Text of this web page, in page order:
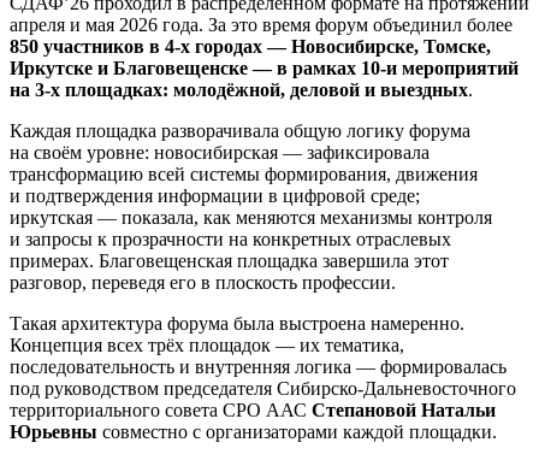
апреля и мая 2026 года. За это время форум объединил более
850 участников в 4-х городах — Новосибирске, Томске,
Иркутске и Благовещенске — в рамках 10-и мероприятий
на 3-х площадках: молодёжной, деловой и выездных.
Каждая площадка разворачивала общую логику форума
на своём уровне: новосибирская — зафиксировала
трансформацию всей системы формирования, движения
и подтверждения информации в цифровой среде;
иркутская — показала, как меняются механизмы контроля
и запросы к прозрачности на конкретных отраслевых
примерах. Благовещенская площадка завершила этот
разговор, переведя его в плоскость профессии.
Такая архитектура форума была выстроена намеренно.
Концепция всех трёх площадок — их тематика,
последовательность и внутренняя логика — формировалась
под руководством председателя Сибирско-Дальневосточного
территориального совета СРО ААС Степановой Натальи
Юрьевны совместно с организаторами каждой площадки.